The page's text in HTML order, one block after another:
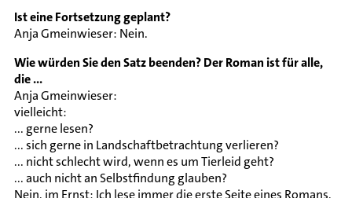
Ist eine Fortsetzung geplant?
Anja Gmeinwieser: Nein.
Wie würden Sie den Satz beenden? Der Roman ist für alle,
die ...
Anja Gmeinwieser:
vielleicht:
... gerne lesen?
... sich gerne in Landschaftbetrachtung verlieren?
... nicht schlecht wird, wenn es um Tierleid geht?
... auch nicht an Selbstfindung glauben?
Nein, im Ernst: Ich lese immer die erste Seite eines Romans,